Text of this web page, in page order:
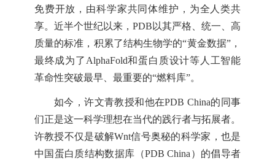
免费开放，由科学家共同体维护，为全人类共
享。近半个世纪以来，PDB以其严格、统一、高
质量的标准，积累了结构生物学的“黄金数据”，
最终成为了AlphaFold和蛋白质设计等人工智能
革命性突破最早、最重要的“燃料库”。
如今，许文青教授和他在PDB China的同事
们正是这一科学理想在当代的践行者与拓展者。
许教授不仅是破解Wnt信号奥秘的科学家，也是
中国蛋白质结构数据库（PDB China）的倡导者